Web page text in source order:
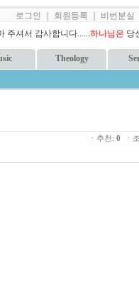
로그인 회원등록
비번분실
주셔서 감사합니다......하나님은 당
Theology
ㆍ추천: 0 ㆍ